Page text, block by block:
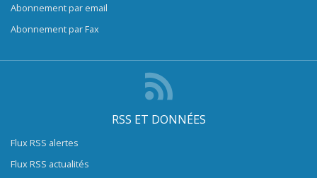
Abonnement par email
Abonnement par Fax
RSS ET DONNÉES
Flux RSS alertes
Flux RSS actualités